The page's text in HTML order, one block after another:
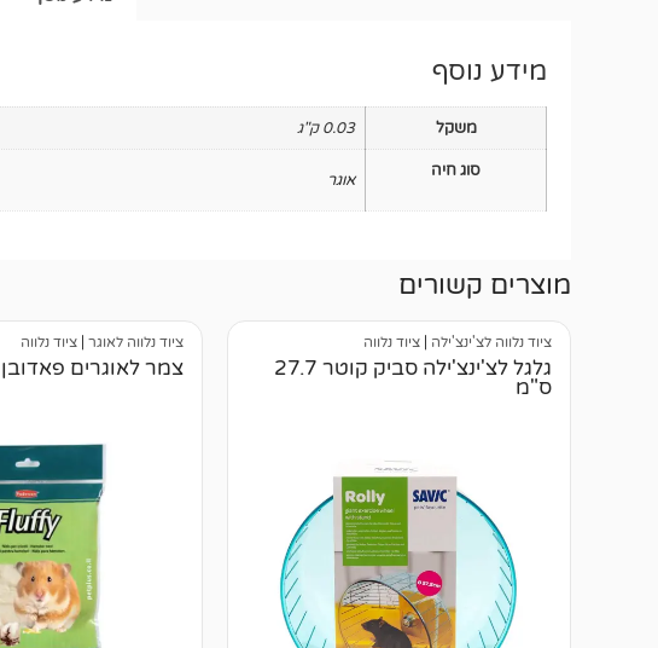
מידע נוסף
משקל 0.03 ק"ג
סוג חיה אוגר
מוצרים קשורים
ציוד נלווה לצ'ינצ'ילה ציוד נלווה
גלגל לצ'ינצ'ילה סביק קוטר 27.7
ס"מ
ציוד נלווה לאוגר ציוד נלווה
צמר לאוגרים פאדובן 30 גרם